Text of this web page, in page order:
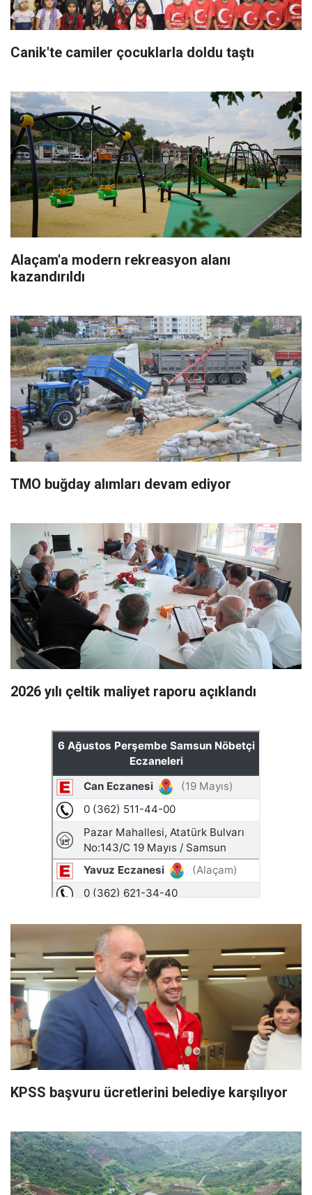
Canik'te camiler çocuklarla doldu taştı
Alaçam'a modern rekreasyon alanı
kazandırıldı
TMO buğday alımları devam ediyor
2026 yılı çeltik maliyet raporu açıklandı
KPSS başvuru ücretlerini belediye karşılıyor